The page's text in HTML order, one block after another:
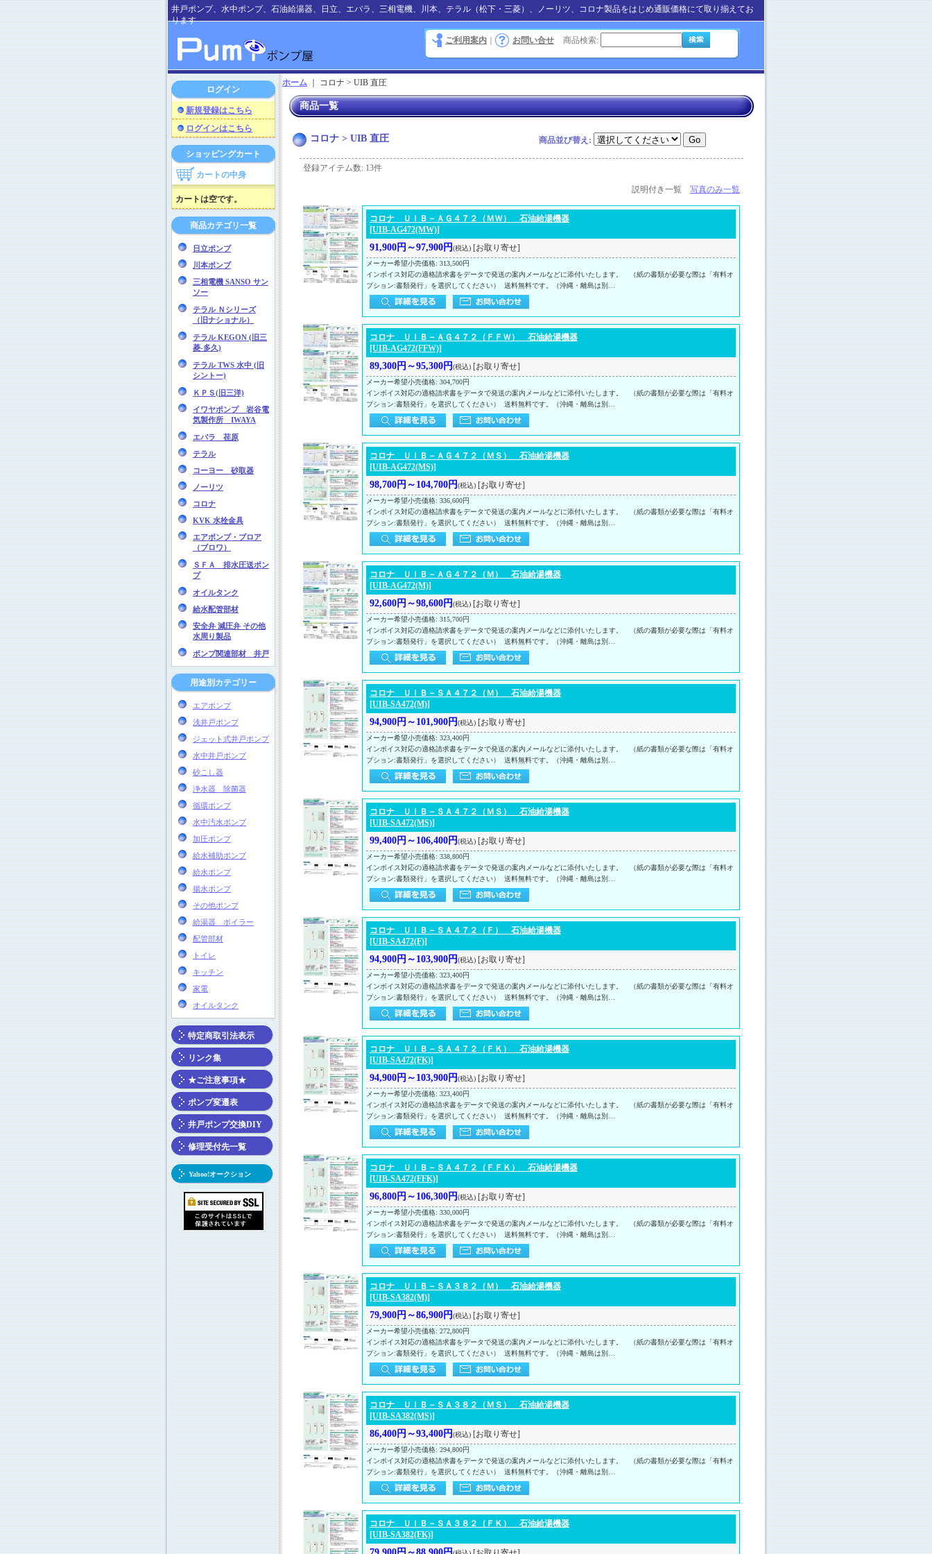
井戸ポンプ、水中ポンプ、石油給湯器、日立、エバラ、三相電機、川本、テラル（松下・三菱）、ノーリツ、コロナ製品をはじめ通販価格にて取り揃えてお
ります
ご利用案内 ｜ お問い合せ 商品検索:
ログイン
新規登録はこちら
ログインはこちら
ショッピングカート
カートの中身
カートは空です。
商品カテゴリ一覧
日立ポンプ
川本ポンプ
三相電機 SANSO サン
ソー
テラル Ｎシリーズ
（旧ナショナル）
テラル KEGON (旧三
菱-多久)
テラル TWS 水中 (旧
シントー)
ＫＰＳ(旧三洋)
イワヤポンプ 岩谷電
気製作所 IWAYA
エバラ 荏原
テラル
コーヨー 砂取器
ノーリツ
コロナ
KVK 水栓金具
エアポンプ・ブロア
（ブロワ）
ＳＦＡ 排水圧送ポン
プ
オイルタンク
給水配管部材
安全弁 減圧弁 その他
水周り製品
ポンプ関連部材 井戸
用途別カテゴリー
エアポンプ
浅井戸ポンプ
ジェット式井戸ポンプ
水中井戸ポンプ
砂こし器
浄水器 除菌器
循環ポンプ
水中汚水ポンプ
加圧ポンプ
給水補助ポンプ
給水ポンプ
揚水ポンプ
その他ポンプ
給湯器 ボイラー
配管部材
トイレ
キッチン
家電
オイルタンク
特定商取引法表示
リンク集
★ご注意事項★
ポンプ変遷表
井戸ポンプ交換DIY
修理受付先一覧
Yahoo!オークション
ホーム コロナ > UIB 直圧
商品一覧
コロナ > UIB 直圧 商品並び替え :
登録アイテム数: 13件
説明付き一覧 写真のみ一覧
コロナ ＵＩＢ－ＡＧ４７２（ＭＷ） 石油給湯機器
[UIB-AG472(MW)]
91,900円～97,900円(税込) [お取り寄せ]
メーカー希望小売価格: 313,500円
インボイス対応の適格請求書をデータで発送の案内メールなどに添付いたします。 （紙の書類が必要な際は「有料オ
プション:書類発行」を選択してください） 送料無料です。（沖縄・離島は別…
コロナ ＵＩＢ－ＡＧ４７２（ＦＦＷ） 石油給湯機器
[UIB-AG472(FFW)]
89,300円～95,300円(税込) [お取り寄せ]
メーカー希望小売価格: 304,700円
インボイス対応の適格請求書をデータで発送の案内メールなどに添付いたします。 （紙の書類が必要な際は「有料オ
プション:書類発行」を選択してください） 送料無料です。（沖縄・離島は別…
コロナ ＵＩＢ－ＡＧ４７２（ＭＳ） 石油給湯機器
[UIB-AG472(MS)]
98,700円～104,700円(税込) [お取り寄せ]
メーカー希望小売価格: 336,600円
インボイス対応の適格請求書をデータで発送の案内メールなどに添付いたします。 （紙の書類が必要な際は「有料オ
プション:書類発行」を選択してください） 送料無料です。（沖縄・離島は別…
コロナ ＵＩＢ－ＡＧ４７２（Ｍ） 石油給湯機器
[UIB-AG472(M)]
92,600円～98,600円(税込) [お取り寄せ]
メーカー希望小売価格: 315,700円
インボイス対応の適格請求書をデータで発送の案内メールなどに添付いたします。 （紙の書類が必要な際は「有料オ
プション:書類発行」を選択してください） 送料無料です。（沖縄・離島は別…
コロナ ＵＩＢ－ＳＡ４７２（Ｍ） 石油給湯機器
[UIB-SA472(M)]
94,900円～101,900円(税込) [お取り寄せ]
メーカー希望小売価格: 323,400円
インボイス対応の適格請求書をデータで発送の案内メールなどに添付いたします。 （紙の書類が必要な際は「有料オ
プション:書類発行」を選択してください） 送料無料です。（沖縄・離島は別…
コロナ ＵＩＢ－ＳＡ４７２（ＭＳ） 石油給湯機器
[UIB-SA472(MS)]
99,400円～106,400円(税込) [お取り寄せ]
メーカー希望小売価格: 338,800円
インボイス対応の適格請求書をデータで発送の案内メールなどに添付いたします。 （紙の書類が必要な際は「有料オ
プション:書類発行」を選択してください） 送料無料です。（沖縄・離島は別…
コロナ ＵＩＢ－ＳＡ４７２（Ｆ） 石油給湯機器
[UIB-SA472(F)]
94,900円～103,900円(税込) [お取り寄せ]
メーカー希望小売価格: 323,400円
インボイス対応の適格請求書をデータで発送の案内メールなどに添付いたします。 （紙の書類が必要な際は「有料オ
プション:書類発行」を選択してください） 送料無料です。（沖縄・離島は別…
コロナ ＵＩＢ－ＳＡ４７２（ＦＫ） 石油給湯機器
[UIB-SA472(FK)]
94,900円～103,900円(税込) [お取り寄せ]
メーカー希望小売価格: 323,400円
インボイス対応の適格請求書をデータで発送の案内メールなどに添付いたします。 （紙の書類が必要な際は「有料オ
プション:書類発行」を選択してください） 送料無料です。（沖縄・離島は別…
コロナ ＵＩＢ－ＳＡ４７２（ＦＦＫ） 石油給湯機器
[UIB-SA472(FFK)]
96,800円～106,300円(税込) [お取り寄せ]
メーカー希望小売価格: 330,000円
インボイス対応の適格請求書をデータで発送の案内メールなどに添付いたします。 （紙の書類が必要な際は「有料オ
プション:書類発行」を選択してください） 送料無料です。（沖縄・離島は別…
コロナ ＵＩＢ－ＳＡ３８２（Ｍ） 石油給湯機器
[UIB-SA382(M)]
79,900円～86,900円(税込) [お取り寄せ]
メーカー希望小売価格: 272,800円
インボイス対応の適格請求書をデータで発送の案内メールなどに添付いたします。 （紙の書類が必要な際は「有料オ
プション:書類発行」を選択してください） 送料無料です。（沖縄・離島は別…
コロナ ＵＩＢ－ＳＡ３８２（ＭＳ） 石油給湯機器
[UIB-SA382(MS)]
86,400円～93,400円(税込) [お取り寄せ]
メーカー希望小売価格: 294,800円
インボイス対応の適格請求書をデータで発送の案内メールなどに添付いたします。 （紙の書類が必要な際は「有料オ
プション:書類発行」を選択してください） 送料無料です。（沖縄・離島は別…
コロナ ＵＩＢ－ＳＡ３８２（ＦＫ） 石油給湯機器
[UIB-SA382(FK)]